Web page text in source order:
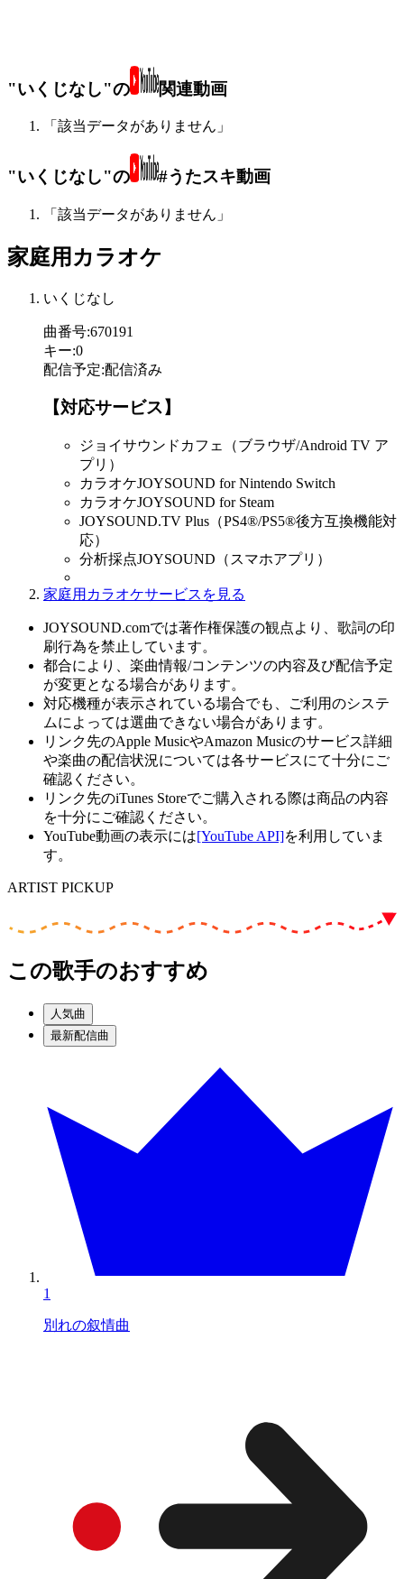
"いくじなし"の 関連動画
「該当データがありません」
"いくじなし"の #うたスキ動画
「該当データがありません」
家庭用カラオケ
いくじなし
曲番号:670191
キー:0
配信予定:配信済み
【対応サービス】
ジョイサウンドカフェ（ブラウザ/Android TV ア
プリ）
カラオケJOYSOUND for Nintendo Switch
カラオケJOYSOUND for Steam
JOYSOUND.TV Plus（PS4®/PS5®後方互換機能対
応）
分析採点JOYSOUND（スマホアプリ）
家庭用カラオケサービスを見る
JOYSOUND.comでは著作権保護の観点より、歌詞の印
刷行為を禁止しています。
都合により、楽曲情報/コンテンツの内容及び配信予定
が変更となる場合があります。
対応機種が表示されている場合でも、ご利用のシステ
ムによっては選曲できない場合があります。
リンク先のApple MusicやAmazon Musicのサービス詳細
や楽曲の配信状況については各サービスにて十分にご
確認ください。
リンク先のiTunes Storeでご購入される際は商品の内容
を十分にご確認ください。
YouTube動画の表示には[YouTube API]を利用していま
す。
ARTIST PICKUP
この歌手のおすすめ
人気曲
最新配信曲
1
別れの叙情曲